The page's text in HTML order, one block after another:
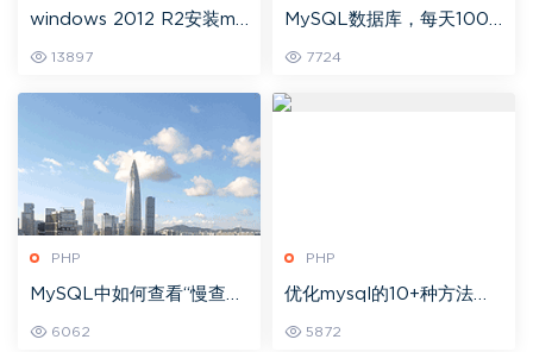
windows 2012 R2安装my
序，计算机丢失MSVCR12
0.DLL”的问题
13897
MySQL数据库，每天100
化？
7724
PHP
MySQL中如何查看“慢查
效率？
6062
PHP
优化mysql的10+种方法
5872